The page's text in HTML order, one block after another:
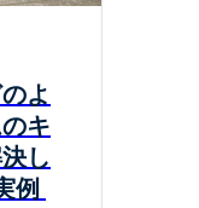
よ
キ
し
例